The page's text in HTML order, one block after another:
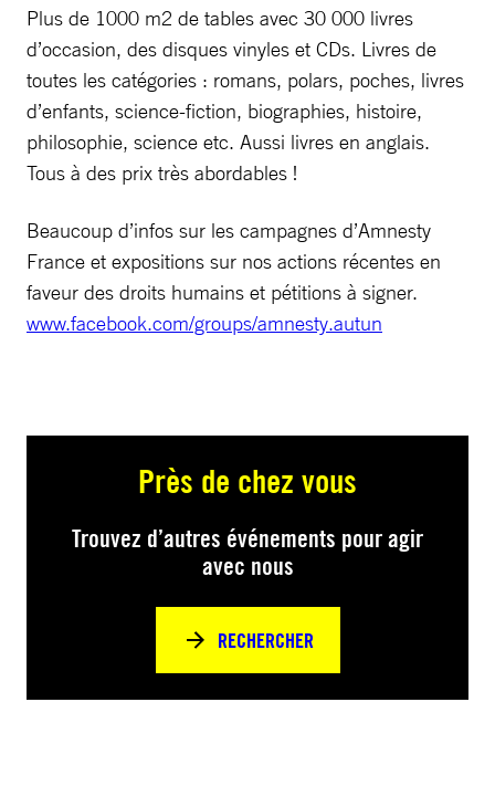
Plus de 1000 m2 de tables avec 30 000 livres
d’occasion, des disques vinyles et CDs. Livres de
toutes les catégories : romans, polars, poches, livres
d’enfants, science-fiction, biographies, histoire,
philosophie, science etc. Aussi livres en anglais.
Tous à des prix très abordables !
Beaucoup d’infos sur les campagnes d’Amnesty
France et expositions sur nos actions récentes en
faveur des droits humains et pétitions à signer.
www.facebook.com/groups/amnesty.autun
Près de chez vous
Trouvez d’autres événements pour agir
avec nous
RECHERCHER